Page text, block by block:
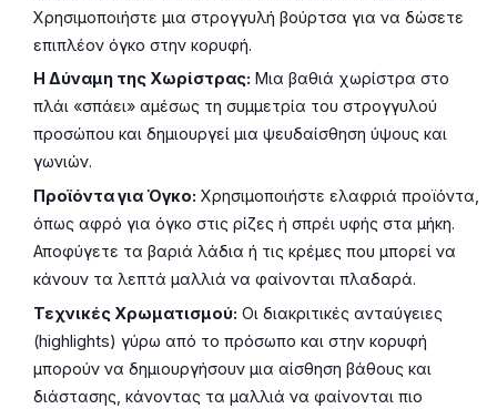
Χρησιμοποιήστε μια στρογγυλή βούρτσα για να δώσετε
επιπλέον όγκο στην κορυφή.
Η Δύναμη της Χωρίστρας: Μια βαθιά χωρίστρα στο
πλάι «σπάει» αμέσως τη συμμετρία του στρογγυλού
προσώπου και δημιουργεί μια ψευδαίσθηση ύψους και
γωνιών.
Προϊόντα για Όγκο: Χρησιμοποιήστε ελαφριά προϊόντα,
όπως αφρό για όγκο στις ρίζες ή σπρέι υφής στα μήκη.
Αποφύγετε τα βαριά λάδια ή τις κρέμες που μπορεί να
κάνουν τα λεπτά μαλλιά να φαίνονται πλαδαρά.
Τεχνικές Χρωματισμού: Οι διακριτικές ανταύγειες
(highlights) γύρω από το πρόσωπο και στην κορυφή
μπορούν να δημιουργήσουν μια αίσθηση βάθους και
διάστασης, κάνοντας τα μαλλιά να φαίνονται πιο